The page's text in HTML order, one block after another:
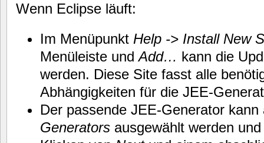
Wenn Eclipse läuft:
Im Menüpunkt Help -> Install New
Menüleiste undAdd… kann die
werden. Diese Site fasst alle
Abhängigkeiten für die JEE-
Der passende JEE-Generator
Generatorsausgewählt werden